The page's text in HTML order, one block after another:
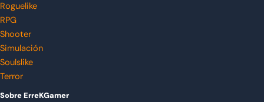
Roguelike
RPG
Shooter
Simulación
Soulslike
Terror
Sobre ErreKGamer